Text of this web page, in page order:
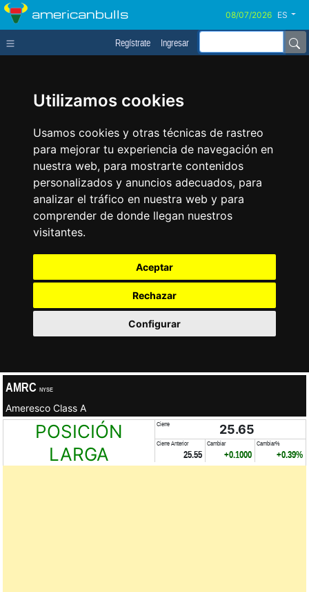
Utilizamos cookies
Usamos cookies y otras técnicas de rastreo
para mejorar tu experiencia de navegación en
nuestra web, para mostrarte contenidos
personalizados y anuncios adecuados, para
analizar el tráfico en nuestra web y para
comprender de donde llegan nuestros
visitantes.
Aceptar
Rechazar
Configurar
americanbulls ES
Regístrate Ingresar
AMRC NYSE
Ameresco Class A
POSICIÓN
LARGA
Cierre 25.65
Cierre Anterior
25.55
Cambiar
+0.1000
Cambiar%
+0.39%